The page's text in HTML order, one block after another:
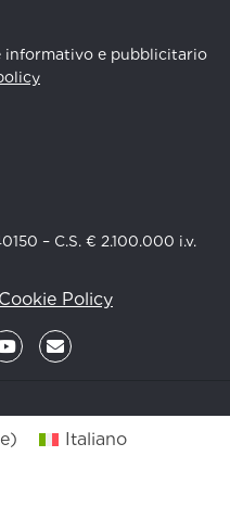
e pubblicitario
– C.S. € 2.100.000 i.v.
Cookie Policy
) Italiano